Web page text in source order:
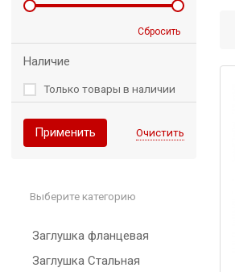
Выберите категорию
Заглушка фланцевая
Заглушка Стальная
Сбросить
Наличие
Только товары в наличии
Применить Очистить